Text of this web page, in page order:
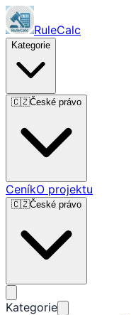
RuleCalc
Kategorie
🇨🇿České právo
CeníkO projektu
🇨🇿České právo
Kategorie